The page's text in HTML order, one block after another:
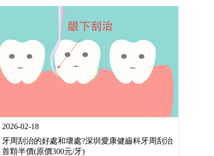
2026-02-18
牙周刮治的好處和壞處?深圳愛康健齒科牙周刮治
首顆半價(原價300元/牙)